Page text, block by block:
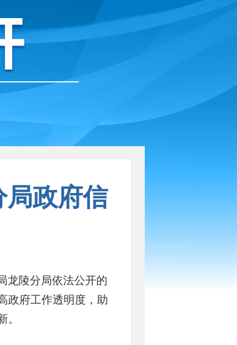
政府信
龙陵分局依法公开的
政府工作透明度，助
。